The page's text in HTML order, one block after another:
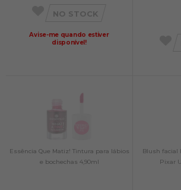
NO STOCK
Avise-me quando estiver
disponível!
Essência Que Matiz! Tintura para lábios
e bochechas 4,90ml
Blush facial
Pixar